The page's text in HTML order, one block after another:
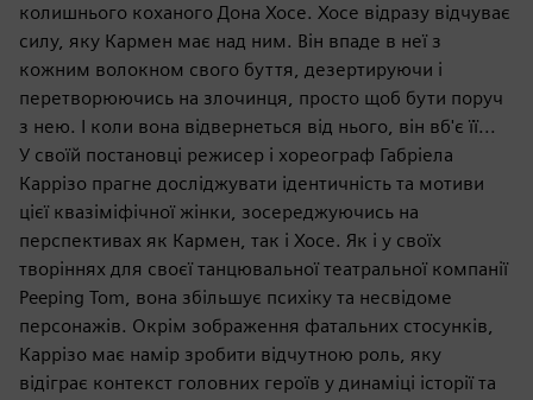
колишнього коханого Дона Хосе. Хосе відразу відчуває
силу, яку Кармен має над ним. Він впаде в неї з
кожним волокном свого буття, дезертируючи і
перетворюючись на злочинця, просто щоб бути поруч
з нею. І коли вона відвернеться від нього, він вб'є її...
У своїй постановці режисер і хореограф Габріела
Каррізо прагне досліджувати ідентичність та мотиви
цієї квазіміфічної жінки, зосереджуючись на
перспективах як Кармен, так і Хосе. Як і у своїх
творіннях для своєї танцювальної театральної компанії
Peeping Tom, вона збільшує психіку та несвідоме
персонажів. Окрім зображення фатальних стосунків,
Каррізо має намір зробити відчутною роль, яку
відіграє контекст головних героїв у динаміці історії та